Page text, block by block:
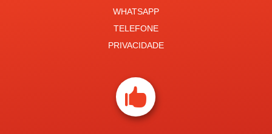
WHATSAPP
TELEFONE
PRIVACIDADE
